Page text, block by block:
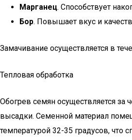
Марганец. Способствует
Бор. Повышает вкус и
Замачивание осуществляется в
Тепловая обработка
Обогрев семян осуществляется за
высадки. Семенной материал
температурой 32-35 градусов, что